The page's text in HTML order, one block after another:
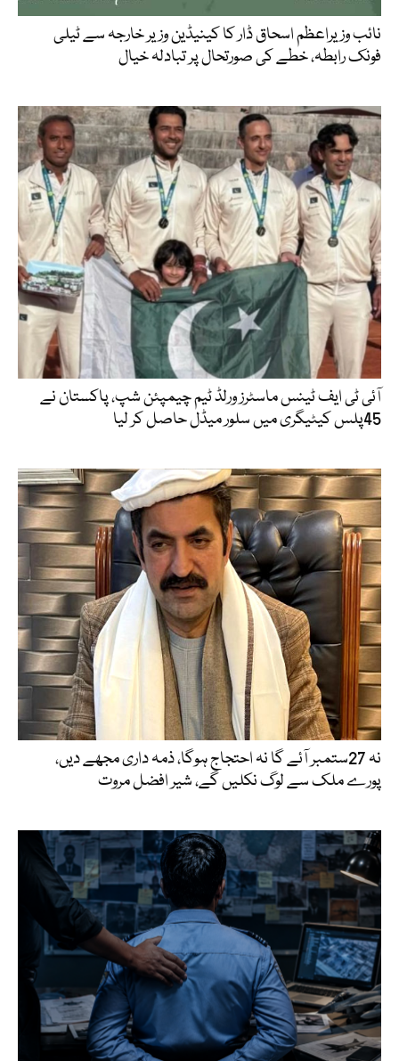
نائب وزیراعظم اسحاق ڈار کا کینیڈین وزیر خارجہ سے ٹیلی
فونک رابطہ، خطے کی صورتحال پر تبادلہ خیال
آئی ٹی ایف ٹینس ماسٹرز ورلڈ ٹیم چیمپئن شپ، پاکستان نے
45پلس کیٹیگری میں سلور میڈل حاصل کر لیا
نہ 27ستمبر آئے گا نہ احتجاج ہوگا، ذمہ داری مجھے دیں،
پورے ملک سے لوگ نکلیں گے، شیر افضل مروت